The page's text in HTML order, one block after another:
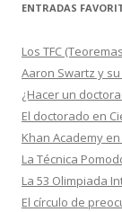
ENTRADAS
Los TFC
Aaron Swartz y
¿Hacer un
El doctorado en
Khan Academy
La Técnica
La 53 Olimpiada
El círculo de